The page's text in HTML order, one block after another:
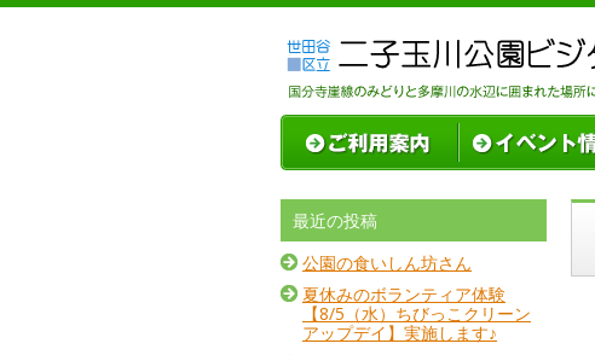
最近の投稿
公園の食いしん坊さん
夏休みのボランティア体験
【8/5（水）ちびっこクリーン
アップデイ】実施します♪